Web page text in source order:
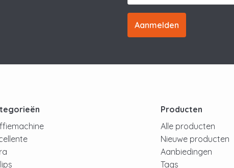
Aanmelden
Producten
Alle producten
Nieuwe producten
Aanbiedingen
Tags